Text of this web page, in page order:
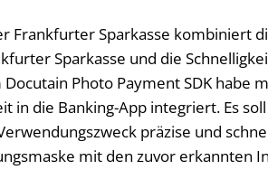
Frankfurter Sparkasse kombiniert
Sparkasse und die
Photo Payment SDK habe
in die Banking-App integriert. Es
präzise und
mit den zuvor erkannten